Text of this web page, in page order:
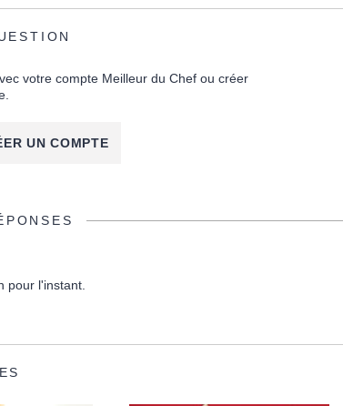
votre compte Meilleur du Chef ou créer
UN COMPTE
pour l'instant.